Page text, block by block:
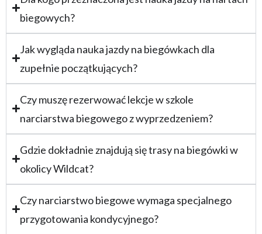
biegowych?
Jak wygląda nauka jazdy na biegówkach dla
zupełnie początkujących?
Czy muszę rezerwować lekcje w szkole
narciarstwa biegowego z wyprzedzeniem?
Gdzie dokładnie znajdują się trasy na biegówki w
okolicy Wildcat?
Czy narciarstwo biegowe wymaga specjalnego
przygotowania kondycyjnego?